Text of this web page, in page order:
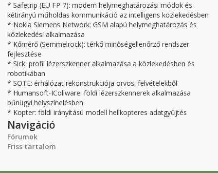
* Safetrip (EU FP 7): modern helymeghatározási módok és
kétirányú műholdas kommunikáció az intelligens közlekedésben
* Nokia Siemens Network: GSM alapú helymeghatározás és
közlekedési alkalmazása
* Kőmérő (Semmelrock): térkő minőségellenőrző rendszer
fejlesztése
* Sick: profil lézerszkenner alkalmazása a közlekedésben és
robotikában
* SOTE: érhálózat rekonstrukciója orvosi felvételekből
* Humansoft-ICollware: földi lézerszkennerek alkalmazása
bűnügyi helyszínelésben
* Kopter: földi irányítású modell helikopteres adatgyűjtés
Navigáció
Fórumok
Friss tartalom